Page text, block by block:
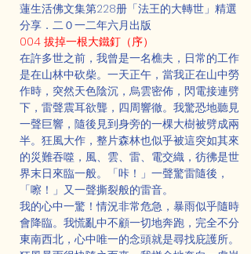
蓮生活佛文集第228册「法王的大轉世」精選
分享．二０一二年六月出版
004 拔掉一根大鐵釘（序）
在許多世之前，我曾是一名樵夫，日常的工作
是在山林中砍柴。一天正午，當我正在山中勞
作時，突然天色陰沉，烏雲密佈，閃電接連劈
下，雷聲震耳欲聾，四周響徹。我驚恐地聽見
一聲巨響，隨後見到身旁的一棵大樹被劈成兩
半。狂風大作，整片森林也似乎被這突如其來
的災難吞噬，風、雲、雷、電交織，彷彿是世
界末日來臨一般。「咔！」一聲驚雷隨後，
「嚓！」又一聲撕裂般的雷音。
我的心中一驚！情況非常危急，暴雨似乎隨時
會降臨。我慌亂中不顧一切地奔跑，完全不分
東南西北，心中唯一的念頭就是尋找庇護所。